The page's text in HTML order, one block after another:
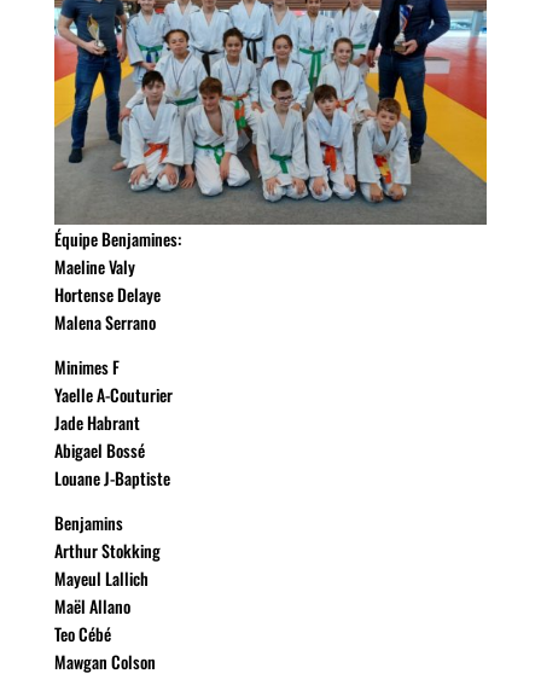
Équipe Benjamines:
Maeline Valy
Hortense Delaye
Malena Serrano
Minimes F
Yaelle A-Couturier
Jade Habrant
Abigael Bossé
Louane J-Baptiste
Benjamins
Arthur Stokking
Mayeul Lallich
Maël Allano
Teo Cébé
Mawgan Colson